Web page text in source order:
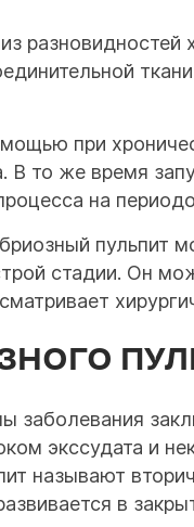
разновидностей
при
В то же время
на
пульпит
стадии. Он
заболевания
экссудата и
называют
в